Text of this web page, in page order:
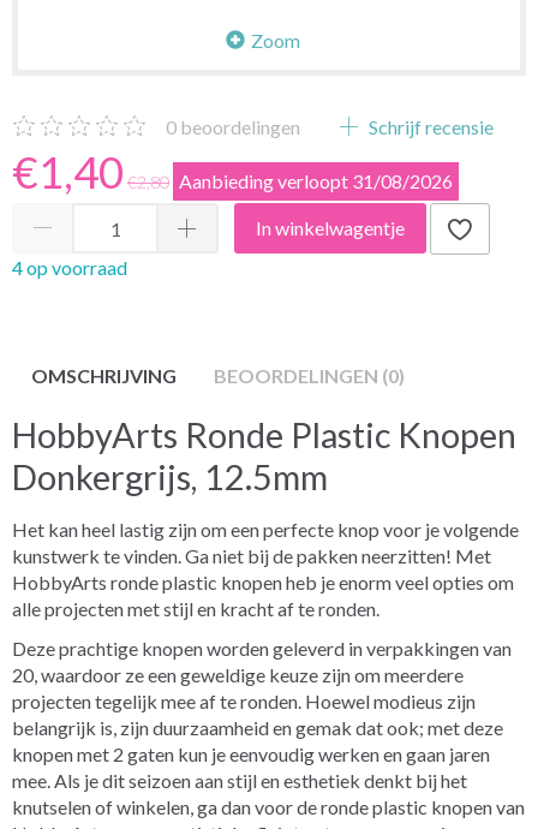
Zoom
0 beoordelingen Schrijf recensie
€1,40 €2,80 Aanbieding verloopt 31/08/2026
In winkelwagentje
4 op voorraad
OMSCHRIJVING BEOORDELINGEN (0)
HobbyArts Ronde Plastic Knopen
Donkergrijs, 12.5mm
Het kan heel lastig zijn om een perfecte knop voor je volgende
kunstwerk te vinden. Ga niet bij de pakken neerzitten! Met
HobbyArts ronde plastic knopen heb je enorm veel opties om
alle projecten met stijl en kracht af te ronden.
Deze prachtige knopen worden geleverd in verpakkingen van
20, waardoor ze een geweldige keuze zijn om meerdere
projecten tegelijk mee af te ronden. Hoewel modieus zijn
belangrijk is, zijn duurzaamheid en gemak dat ook; met deze
knopen met 2 gaten kun je eenvoudig werken en gaan jaren
mee. Als je dit seizoen aan stijl en esthetiek denkt bij het
knutselen of winkelen, ga dan voor de ronde plastic knopen van